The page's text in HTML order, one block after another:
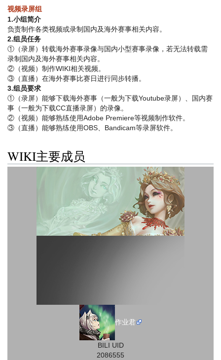
视频录屏组
1.小组简介
负责制作各类视频或录制国内及海外赛事相关内容。
2.组员任务
①（录屏）转载海外赛事录像与国内小型赛事录像，若无法转载需
录制国内及海外赛事相关内容。
②（视频）制作WIKI相关视频。
③（直播）在海外赛事比赛日进行同步转播。
3.组员要求
①（录屏）能够下载海外赛事（一般为下载Youtube录屏）、国内赛
事（一般为下载CC直播录屏）的录像。
②（视频）能够熟练使用Adobe Premiere等视频制作软件。
③（直播）能够熟练使用OBS、Bandicam等录屏软件。
WIKI主要成员
作业君
BILI UID
2086555